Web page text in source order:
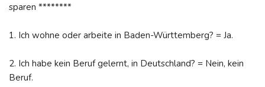
sparen ********
1. Ich wohne oder arbeite in Baden-Württemberg? = Ja.
2. Ich habe kein Beruf gelernt, in Deutschland? = Nein, kein
Beruf.